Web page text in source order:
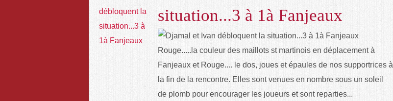
situation...3 à 1à Fanjeaux
Rouge.....la couleur des maillots st martinois en déplacement à
Fanjeaux et Rouge.... le dos, joues et épaules de nos supportrices à
la fin de la rencontre. Elles sont venues en nombre sous un soleil
de plomb pour encourager les joueurs et sont reparties...